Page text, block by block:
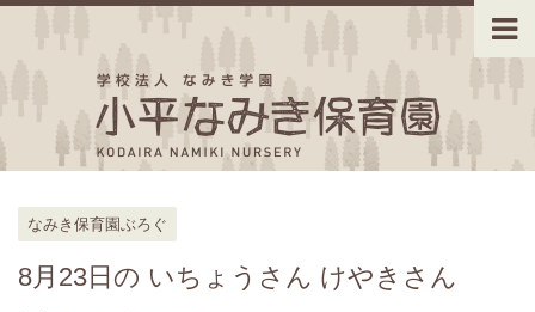
なみき保育園ぶろぐ
8月23日の いちょうさん けやきさん